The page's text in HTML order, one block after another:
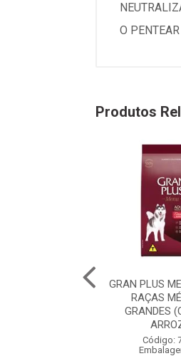
O
Produtos
GRAN PLUS
RAÇAS
GRANDES
Código: